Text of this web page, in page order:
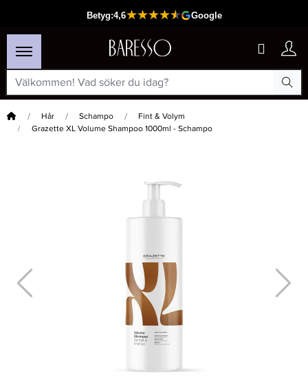
Hem Hår Schampo
Fint & Volym
Grazette XL Volume Shampoo 1000ml - Schampo
Keune Care Absolute Volume Conditioner 1000ml - Balsam